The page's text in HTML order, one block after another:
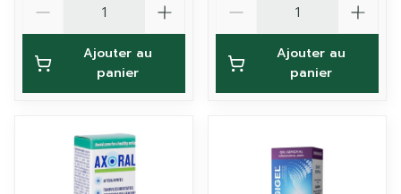
Ajouter au
panier
Ajouter au
panier